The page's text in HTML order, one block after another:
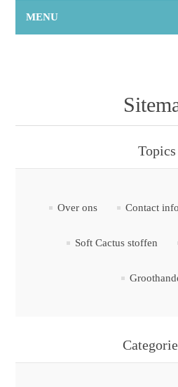
MENU
Topics
Over ons Contact info
Soft Cactus stoffen